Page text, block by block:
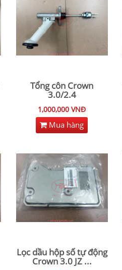
Tổng côn Crown
3.0/2.4
1,000,000 VNĐ
Mua hàng
Lọc dầu hộp số tự động
Crown 3.0 JZ...